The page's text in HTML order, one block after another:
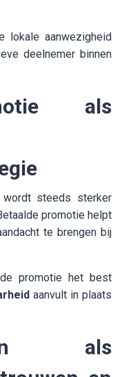
lokale aanwezigheid
deelnemer binnen
als
steeds sterker
promotie helpt
te brengen bij
promotie het best
aanvult in plaats
als